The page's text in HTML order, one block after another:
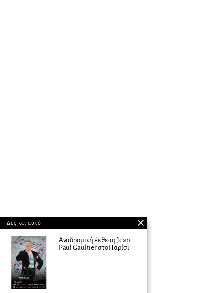
Δες και αυτό!
Αναδρομική έκθεση Jean
Paul Gaultier στο Παρίσι